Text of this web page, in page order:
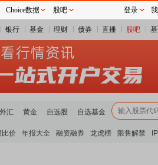
银行 基金 理财 债券 直播 股吧
外汇 黄金 自选股 自选基金
价 年报大全 融资融券 龙虎榜 限售解禁
Choice数据 股吧 登录